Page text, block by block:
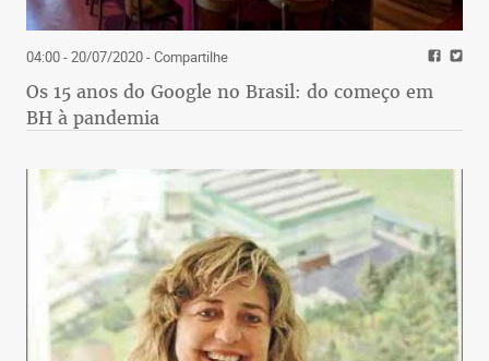
04:00 - 20/07/2020- Compartilhe
Os 15 anos do Google no Brasil: do começo em
BH à pandemia